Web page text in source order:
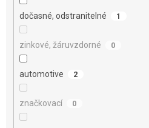
dočasné, odstranitelné 1
zinkové, žáruvzdorné 0
automotive 2
značkovací 0